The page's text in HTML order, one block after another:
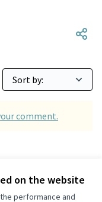
on the website
performance and
comment.